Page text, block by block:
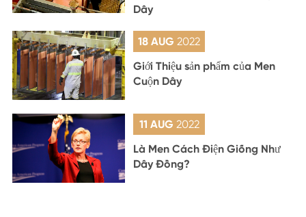
Dây
18 AUG2022
Giới Thiệu sản phẩm của Men
Cuộn Dây
11 AUG 2022
Là Men Cách Điện Giống Như
Dây Đồng?